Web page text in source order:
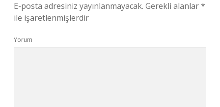
E-posta adresiniz yayınlanmayacak. Gerekli alanlar*
ile işaretlenmişlerdir
Yorum